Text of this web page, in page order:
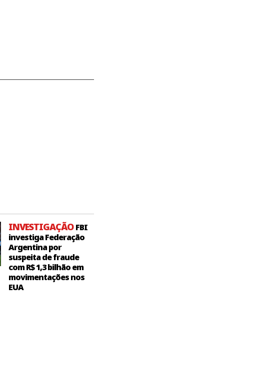
INVESTIGAÇÃOFBI
investiga Federação
Argentina por
suspeita de fraude
com R$ 1,3 bilhão em
movimentações nos
EUA